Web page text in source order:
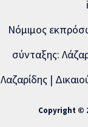
Νόμιμος
σύνταξης:
Λαζαρίδης |
Copyright ©